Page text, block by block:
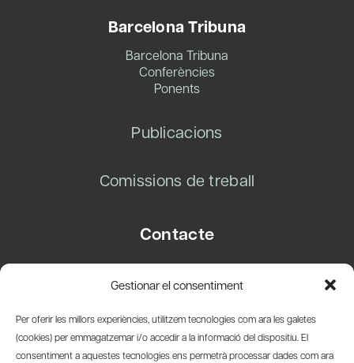
Gestionar el consentiment
Per oferir les millors experiències, utilitzem tecnologies com ara les galetes
(cookies) per emmagatzemar i/o accedir a la informació del dispositiu. El
consentiment a aquestes tecnologies ens permetrà processar dades com ara
Barcelona Tribuna
Barcelona Tribuna
Conferències
Ponents
Publicacions
Comissions de treball
Contacte
08003 Barcelona
info@amicsdelpais.com